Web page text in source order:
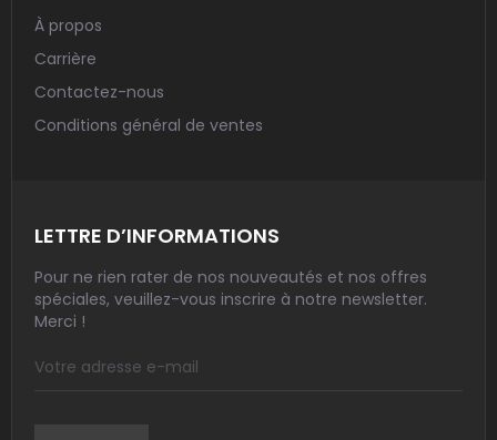
À propos
Carrière
Contactez-nous
Conditions général de ventes
LETTRE D’INFORMATIONS
Pour ne rien rater de nos nouveautés et nos offres
spéciales, veuillez-vous inscrire à notre newsletter.
Merci !